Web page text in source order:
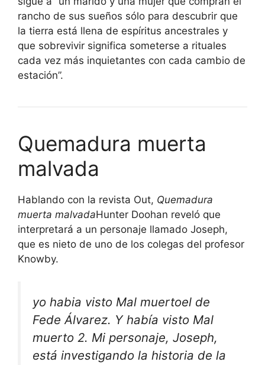
rancho de sus sueños sólo para descubrir que
la tierra está llena de espíritus ancestrales y
que sobrevivir significa someterse a rituales
cada vez más inquietantes con cada cambio de
estación”.
Quemadura muerta
malvada
Hablando con la revista Out, Quemadura
muerta malvadaHunter Doohan reveló que
interpretará a un personaje llamado Joseph,
que es nieto de uno de los colegas del profesor
Knowby.
yo habia visto Mal muertoel de
Fede Álvarez. Y había visto Mal
muerto 2. Mi personaje, Joseph,
está investigando la historia de la